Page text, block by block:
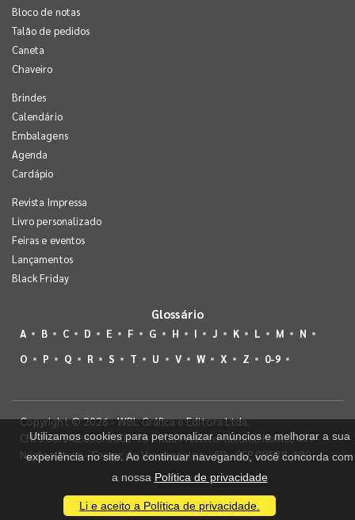
Bloco de notas
Talão de pedidos
Caneta
Chaveiro
Brindes
Calendário
Embalagens
Agenda
Cardápio
Revista Impressa
Livro personalizado
Feiras e eventos
Lançamentos
Black Friday
Glossário
A B C D E F G H I J K L M
N
O
P Q R S T U V W X Z 0-9
Copyright © 2026 - WBL Gráfica e Editora Ltda.
CNPJ 08.142.850/0001-36 - Rua Prefeito Takume Koike, 499 -
Núcleo Itaim - Ferraz de Vasconcelos - SP - CEP 08538-100
Utilizamos cookies para personalizar anúncios e melhorar a sua
experiência no site. Ao continuar navegando, você concorda com
a nossa Política de privacidade
Li e aceito a Política de privacidade.